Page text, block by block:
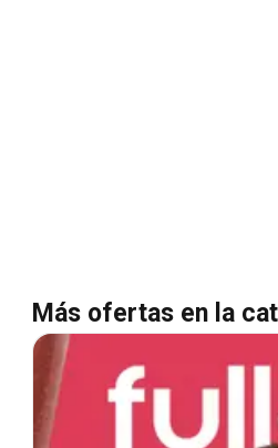
Más ofertas en la